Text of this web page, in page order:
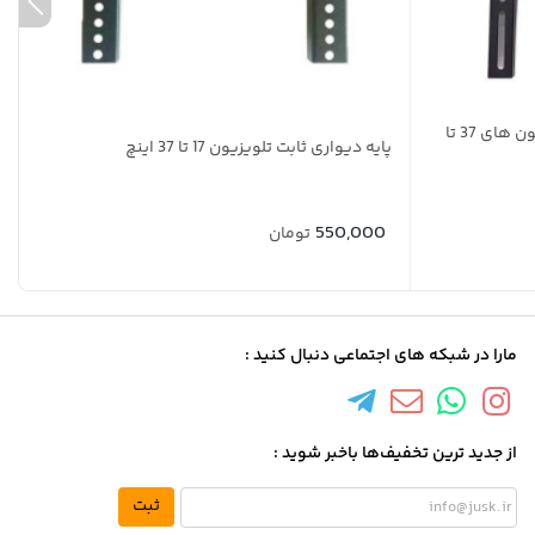
پایه دیواری ثابت مناسب برای تلویزیون های 37 تا
پایه دیواری ثابت تلویزیون 17 تا 37 اینچ
550,000 تومان
مارا در شبکه های اجتماعی دنبال کنید :
از جدید ترین تخفیف‌ها باخبر شوید :
ثبت